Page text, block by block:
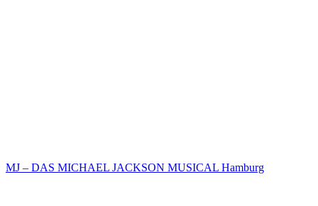
MJ – DAS MICHAEL JACKSON MUSICAL Hamburg